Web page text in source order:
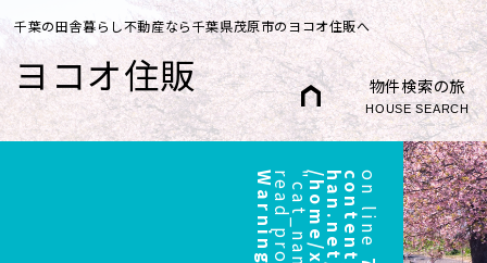
千葉の田舎暮らし不動産なら千葉県茂原市のヨコオ住販へ
ヨコオ住販 物件検索の旅
HOUSE SEARCH
Warning on line